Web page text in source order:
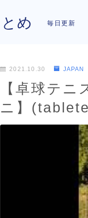
め 毎日更新
2021.10.30 JAPAN
【卓球テ
ニ】